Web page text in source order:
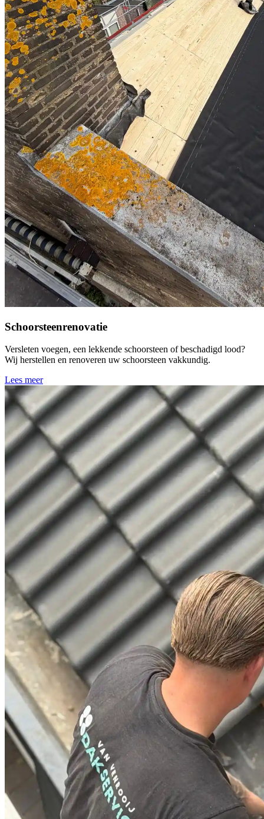
Schoorsteenrenovatie
Versleten voegen, een lekkende schoorsteen of beschadigd lood?
Wij herstellen en renoveren uw schoorsteen vakkundig.
Lees meer